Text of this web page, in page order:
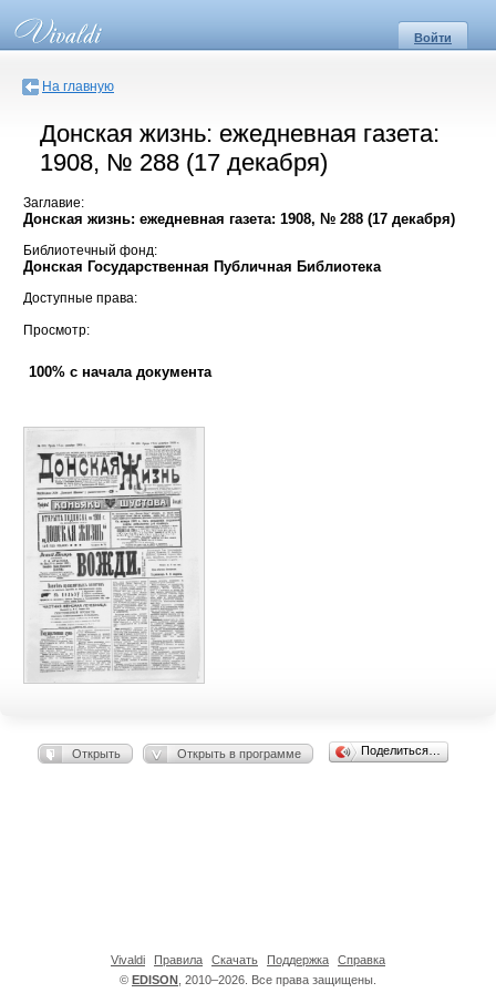
Войти
На главную
Донская жизнь: ежедневная газета:
1908, № 288 (17 декабря)
Заглавие:
Донская жизнь: ежедневная газета: 1908, № 288 (17 декабря)
Библиотечный фонд:
Донская Государственная Публичная Библиотека
Доступные права:
Просмотр:
100% с начала документа
Открыть Открыть в программе Поделиться…
© EDISON , 2010–2026. Все права защищены.
Vivaldi Правила Скачать Поддержка Справка